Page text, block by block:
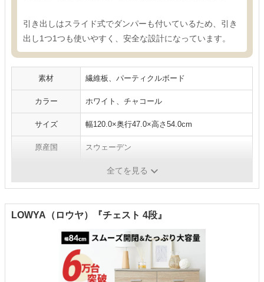
引き出しはスライド式でダンパーも付いているため、引き
出し1つ1つも使いやすく、安全な設計になっています。
素材 繊維板、パーティクルボード
カラー ホワイト、チャコール
サイズ 幅120.0×奥行47.0×高さ54.0cm
原産国 スウェーデン
約33.8kg全てを見る
LOWYA（ロウヤ）『チェスト 4段』